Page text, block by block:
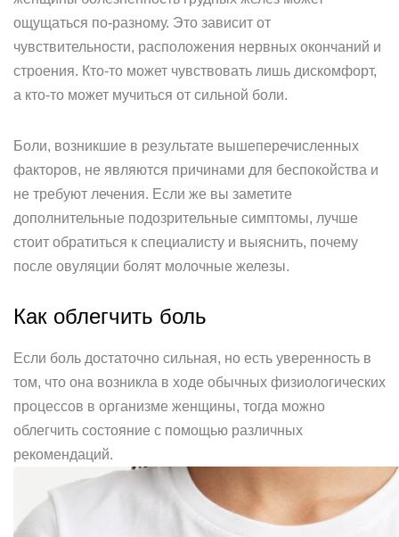
ощущаться по-разному. Это зависит от
чувствительности, расположения нервных окончаний и
строения. Кто-то может чувствовать лишь дискомфорт,
а кто-то может мучиться от сильной боли.
Боли, возникшие в результате вышеперечисленных
факторов, не являются причинами для беспокойства и
не требуют лечения. Если же вы заметите
дополнительные подозрительные симптомы, лучше
стоит обратиться к специалисту и выяснить, почему
после овуляции болят молочные железы.
Как облегчить боль
Если боль достаточно сильная, но есть уверенность в
том, что она возникла в ходе обычных физиологических
процессов в организме женщины, тогда можно
облегчить состояние с помощью различных
рекомендаций.